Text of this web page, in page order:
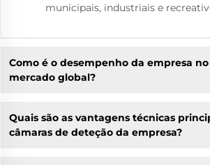
municipais, industriais e
Como é o desempenho da empresa no
mercado global?
Quais são as vantagens técnicas
câmaras de deteção da empresa?